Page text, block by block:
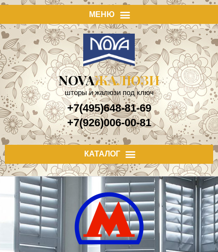
NOVAЖАЛЮЗИ
шторы и жалюзи под ключ
+7(495)648-81-69
+7(926)006-00-81